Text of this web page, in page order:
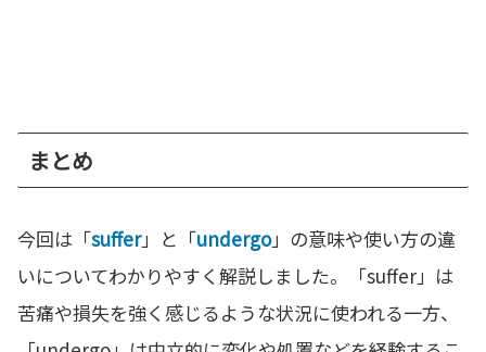
まとめ
今回は「suffer」と「undergo」の意味や使い方の違
いについてわかりやすく解説しました。「suffer」は
苦痛や損失を強く感じるような状況に使われる一方、